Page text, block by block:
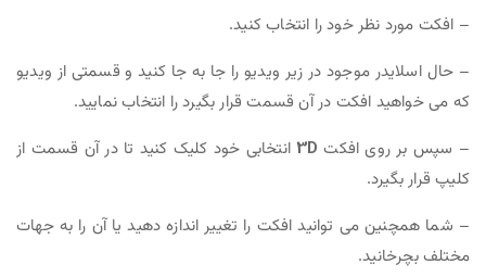
– افکت مورد نظر خود را انتخاب کنید.
– حال اسلایدر موجود در زیر ویدیو را جا به جا کنید و قسمتی از ویدیو
که می خواهید افکت در آن قسمت قرار بگیرد را انتخاب نمایید.
– سپس بر روی افکت 3Dانتخابی خود کلیک کنید تا در آن قسمت از
کلیپ قرار بگیرد.
– شما همچنین می توانید افکت را تغییر اندازه دهید یا آن را به جهات
مختلف بچرخانید.